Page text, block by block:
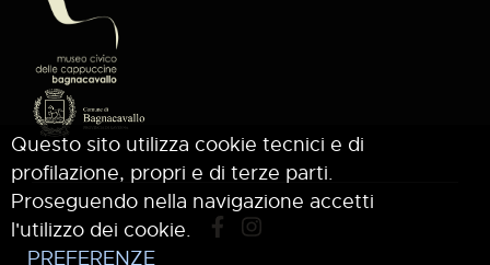
Questo sito utilizza cookie tecnici e di
profilazione, propri e di terze parti.
Proseguendo nella navigazione accetti
l'utilizzo dei cookie.
PREFERENZE